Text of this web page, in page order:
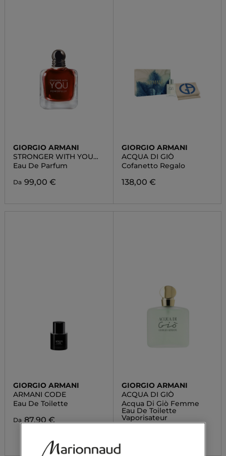
GIORGIO ARMANI
STRONGER WITH YOU
POWERFULLY
Eau De Parfum
Da 99,00 €
GIORGIO ARMANI
ACQUA DI GIÒ
Cofanetto Regalo
138,00 €
GIORGIO ARMANI
ARMANI CODE
Eau De Toilette
Da 87,90 €
GIORGIO ARMANI
ACQUA DI GIÒ
Acqua Di Giò Femme
Eau De Toilette
Vaporisateur